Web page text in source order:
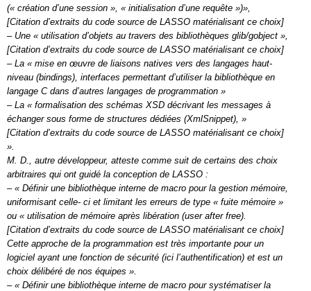
(« création d’une session », « initialisation d’une requête »)»,
[Citation d’extraits du code source de LASSO matérialisant ce choix]
– Une « utilisation d’objets au travers des bibliothèques glib/gobject »,
[Citation d’extraits du code source de LASSO matérialisant ce choix]
– La « mise en œuvre de liaisons natives vers des langages haut-
niveau (bindings), interfaces permettant d’utiliser la bibliothèque en
langage C dans d’autres langages de programmation »
– La « formalisation des schémas XSD décrivant les messages à
échanger sous forme de structures dédiées (XmlSnippet), »
[Citation d’extraits du code source de LASSO matérialisant ce choix]
».
M. D., autre développeur, atteste comme suit de certains des choix
arbitraires qui ont guidé la conception de LASSO :
– « Définir une bibliothèque interne de macro pour la gestion mémoire,
uniformisant celle- ci et limitant les erreurs de type « fuite mémoire »
ou « utilisation de mémoire après libération (user after free).
[Citation d’extraits du code source de LASSO matérialisant ce choix]
Cette approche de la programmation est très importante pour un
logiciel ayant une fonction de sécurité (ici l’authentification) et est un
choix délibéré de nos équipes ».
– « Définir une bibliothèque interne de macro pour systématiser la